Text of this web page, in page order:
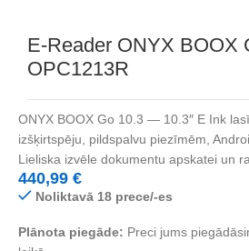
E-Reader ONYX BOOX
OPC1213R
ONYX BOOX Go 10.3 — 10.3″ E Ink
izšķirtspēju, pildspalvu piezīmēm,
Lieliska izvēle dokumentu apskatei un
440,99 €
Noliktavā 18 prece/-es
Plānota piegāde: Preci jums